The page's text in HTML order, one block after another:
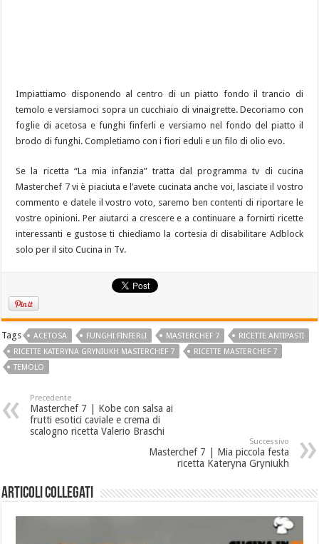
Impiattiamo disponendo al centro di un piatto fondo il trancio di
temolo e versiamoci sopra un cucchiaio di vinaigrette. Decoriamo con
foglie di acetosa e funghi finferli e versiamo nel fondo del piatto il
brodo di funghi. Completiamo con i fiori eduli e un filo di olio evo.
Se la ricetta “La mia infanzia” tratta dal programma tv di cucina
Masterchef 7 vi è piaciuta e l’avete cucinata anche voi, lasciate il vostro
commento e datele il vostro voto, saremo ben contenti di riportare le
vostre opinioni. Per aiutarci a crescere e a continuare a fornirti ricette
interessanti e gustose ti chiediamo la cortesia di disabilitare Adblock
solo per il sito Cucina in Tv.
Tags ACETOSA FUNGHI FINFERLI MASTERCHEF 7
RICETTE ANTIPASTI
RICETTE KATERYNA GRYNIUKH MASTERCHEF 7
RICETTE MASTERCHEF 7
TEMOLO
Precedente
Masterchef 7 | Kobe con salsa ai
frutti esotici caviale e crema di
scalogno ricetta Valerio Braschi
Successivo
Masterchef 7 | Mia piccola festa
ricetta Kateryna Gryniukh
Articoli collegati